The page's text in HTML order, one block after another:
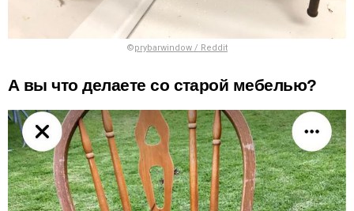
©prybarwindow / Reddit
А вы что делаете со старой мебелью?